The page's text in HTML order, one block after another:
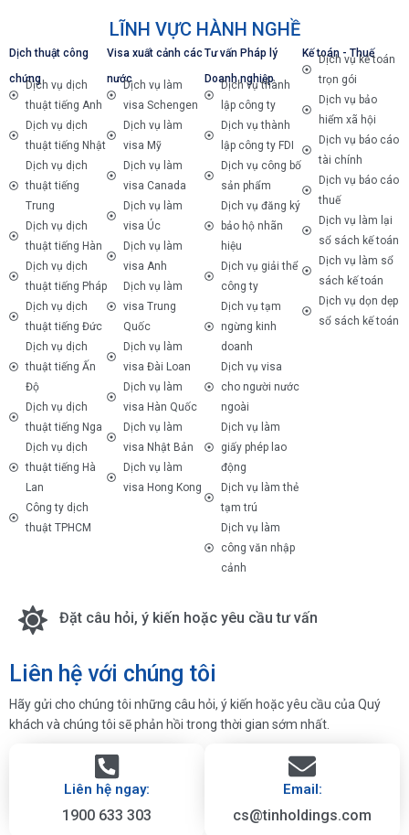
LĨNH VỰC HÀNH NGHỀ
Dịch thuật công
chứngDịch vụ dịch
thuật tiếng Anh
Dịch vụ dịch
thuật tiếng Nhật
Dịch vụ dịch
thuật tiếng
Trung
Dịch vụ dịch
thuật tiếng Hàn
Dịch vụ dịch
thuật tiếng Pháp
Dịch vụ dịch
thuật tiếng Đức
Dịch vụ dịch
thuật tiếng Ấn
Độ
Dịch vụ dịch
thuật tiếng Nga
Dịch vụ dịch
thuật tiếng Hà
Lan
Công ty dịch
thuật TPHCM
Visa xuất cảnh các
nướcDịch vụ làm
visa Schengen
Dịch vụ làm
visa Mỹ
Dịch vụ làm
visa Canada
Dịch vụ làm
visa Úc
Dịch vụ làm
visa Anh
Dịch vụ làm
visa Trung
Quốc
Dịch vụ làm
visa Đài Loan
Dịch vụ làm
visa Hàn Quốc
Dịch vụ làm
visa Nhật Bản
Dịch vụ làm
visa Hong Kong
Tư vấn Pháp lý
Doanh nghiệp
Dịch vụ thành
lập công ty
Dịch vụ thành
lập công ty FDI
Dịch vụ công bố
sản phẩm
Dịch vụ đăng ký
bảo hộ nhãn
hiệu
Dịch vụ giải thể
công ty
Dịch vụ tạm
ngừng kinh
doanh
Dịch vụ visa
cho người nước
ngoài
Dịch vụ làm
giấy phép lao
động
Dịch vụ làm thẻ
tạm trú
Dịch vụ làm
công văn nhập
cảnh
Kế toán - Thuế
Dịch vụ kế toán
trọn gói
Dịch vụ bảo
hiểm xã hội
Dịch vụ báo cáo
tài chính
Dịch vụ báo cáo
thuế
Dịch vụ làm lại
sổ sách kế toán
Dịch vụ làm sổ
sách kế toán
Dịch vụ dọn dẹp
sổ sách kế toán
Đặt câu hỏi, ý kiến hoặc yêu cầu tư vấn
Liên hệ với chúng tôi
Hãy gửi cho chúng tôi những câu hỏi, ý kiến hoặc yêu cầu của Quý
khách và chúng tôi sẽ phản hồi trong thời gian sớm nhất.
Liên hệ ngay:
1900 633 303
Email:
cs@tinholdings.com